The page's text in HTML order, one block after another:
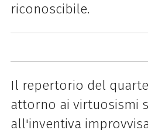
riconoscibile.
Il repertorio del
attorno ai virtuosismi
all'inventiva